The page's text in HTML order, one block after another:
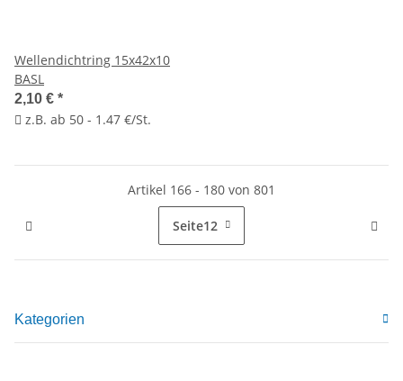
Wellendichtring 15x42x10
BASL
2,10 € *
z.B. ab 50 - 1.47 €/St.
Artikel 166 - 180 von 801
Seite12
Kategorien